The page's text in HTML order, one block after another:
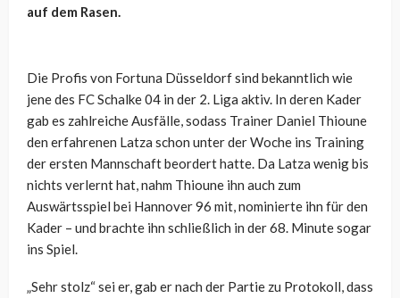
auf dem Rasen.
Die Profis von Fortuna Düsseldorf sind bekanntlich wie
jene des FC Schalke 04 in der 2. Liga aktiv. In deren Kader
gab es zahlreiche Ausfälle, sodass Trainer Daniel Thioune
den erfahrenen Latza schon unter der Woche ins Training
der ersten Mannschaft beordert hatte. Da Latza wenig bis
nichts verlernt hat, nahm Thioune ihn auch zum
Auswärtsspiel bei Hannover 96 mit, nominierte ihn für den
Kader – und brachte ihn schließlich in der 68. Minute sogar
ins Spiel.
„Sehr stolz“ sei er, gab er nach der Partie zu Protokoll, dass